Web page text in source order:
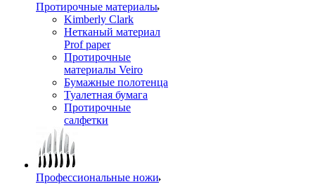
Протирочные материалы
Kimberly Clark
Нетканый материал
Prof paper
Протирочные
материалы Veiro
Бумажные полотенца
Туалетная бумага
Протирочные
салфетки
Профессиональные ножи